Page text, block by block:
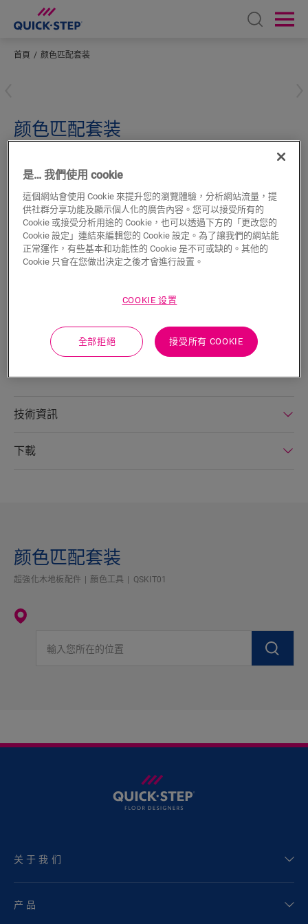
Open
首頁 颜色匹配套装
颜色匹配套装
搜尋
案。 同時也適用於所有無法使用踢脚板、收邊條或包覆式管路進
行處理的Quick-Step接縫。 提供相配顏色，一般用量：每支管可
技術資訊
下載
颜色匹配套装
超強化木地板配件 顏色工具 QSKIT01
关于我们
产品
是… 我們使用 cookie
這個網站會使用 Cookie 來提升您的瀏覽體驗，分析網站流量，提
供社群分享功能及顯示個人化的廣告內容。您可以接受所有的
Cookie 或接受分析用途的 Cookie，也可以透過下方的「更改您的
Cookie 設定」連結來編輯您的 Cookie 設定。為了讓我們的網站能
正常運作，有些基本和功能性的 Cookie 是不可或缺的。其他的
Cookie 只會在您做出決定之後才會進行設置。
COOKIE 设置
全部拒絕 接受所有 COOKIE